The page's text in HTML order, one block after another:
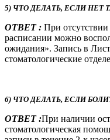
5) ЧТО ДЕЛАТЬ, ЕСЛИ НЕТ
ОТВЕТ : При
расписании можно
ожидания». Запись в
стоматологические
6) ЧТО ДЕЛАТЬ, ЕСЛИ
ОТВЕТ :При наличии
стоматологическая